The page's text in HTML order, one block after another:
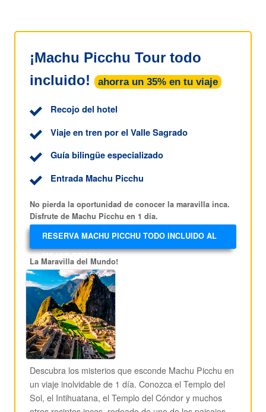
¡Machu Picchu Tour todo
incluido! ahorra un 35% en tu viaje
Recojo del hotel
Viaje en tren por el Valle Sagrado
Guía bilingüe especializado
Entrada Machu Picchu
No pierda la oportunidad de conocer la maravilla inca.
Disfrute de Machu Picchu en 1 día.
RESERVA MACHU PICCHU TODO INCLUIDO AL
MEJOR PRECIO!
La Maravilla del Mundo!
Descubra los misterios que esconde Machu Picchu en
un viaje inolvidable de 1 día. Conozca el Templo del
Sol, el Intihuatana, el Templo del Cóndor y muchos